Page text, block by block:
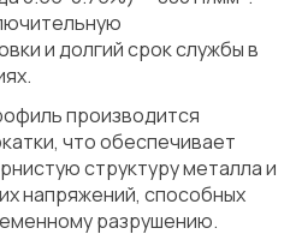
и долгий срок службы в
производится
что обеспечивает
структуру металла и
напряжений, способных
разрушению.